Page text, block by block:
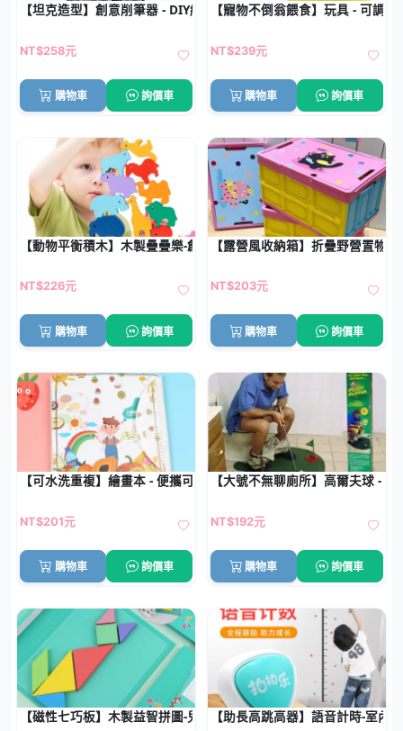
【坦克造型】創意削筆器 - DIY組裝文具
NT$258元
購物車 詢價車
【寵物不倒翁餵食】玩具 - 可調
NT$239元
購物車 詢價車
【動物平衡積木】木製疊疊樂-創意蹺蹺板益智桌遊
NT$226元
購物車 詢價車
【露營風收納箱】折疊野營置物
NT$203元
購物車 詢價車
【可水洗重複】繪畫本 - 便攜可擦畫冊
NT$201元
購物車 詢價車
【大號不無聊廁所】高爾夫球 -
NT$192元
購物車 詢價車
【磁性七巧板】木製益智拼圖-兒童智力開發【助長高跳高器】語音計時-室內